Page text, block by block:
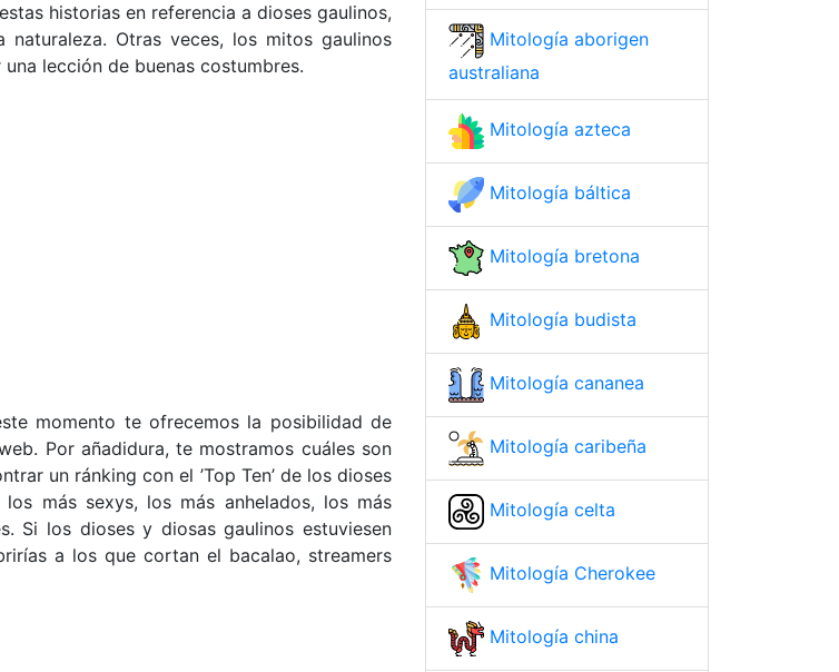
historias en referencia a dioses gaulinos,
Otras veces, los mitos gaulinos
lección de buenas costumbres.
momento te ofrecemos la posibilidad de
Por añadidura, te mostramos cuáles son
un ránking con el ’Top Ten’ de los dioses
más sexys, los más anhelados, los más
Si los dioses y diosas gaulinos estuviesen
a los que cortan el bacalao, streamers
Mitología aborigen
australiana
Mitología azteca
Mitología báltica
Mitología bretona
Mitología budista
Mitología cananea
Mitología caribeña
Mitología celta
Mitología Cherokee
Mitología china